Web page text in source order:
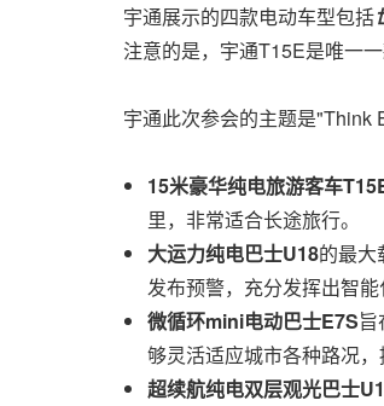
宇通展示的四款电动车型包括
注意的是，宇通T15E是唯一
宇通此次参会的主题是"Think
15米豪华纯电旅游客车
里，非常适合长途旅行。
大运力纯电巴士U18的最大
发布预警，充分发挥出智能
微循环mini电动巴士E7S
够灵活适应城市各种路况，
超续航纯电双层观光巴士